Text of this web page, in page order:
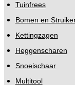
Tuinfrees
Bomen en
Kettingzagen
Heggenscharen
Snoeischaar
Multitool